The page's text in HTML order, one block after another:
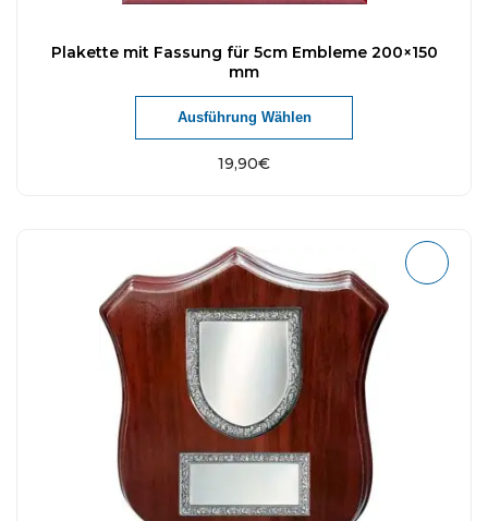
Plakette mit Fassung für 5cm Embleme 200×150
mm
19,90€
Ausführung Wählen